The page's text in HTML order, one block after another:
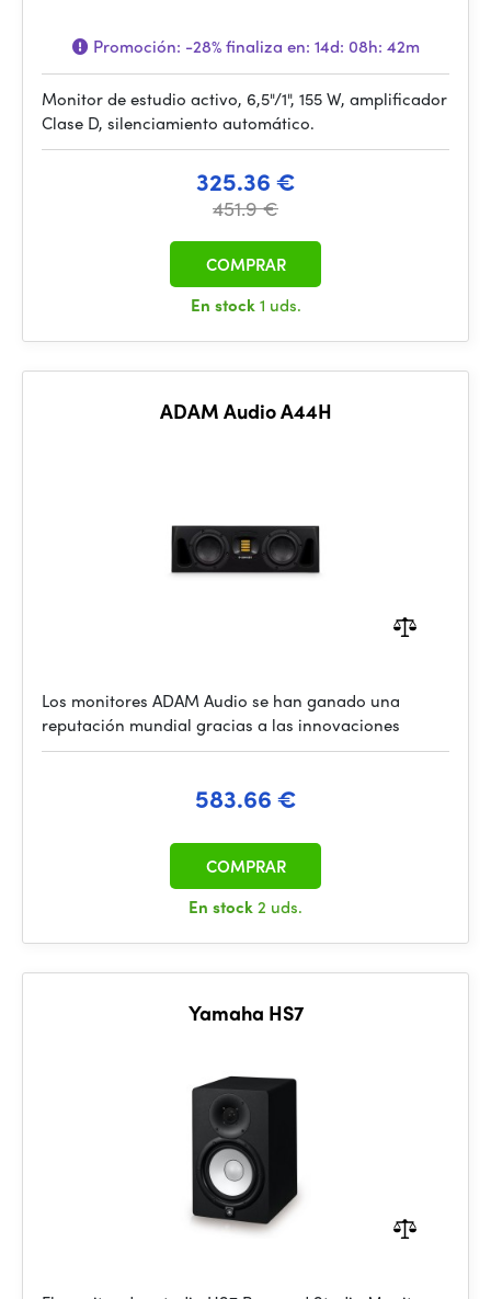
Promoción: -28%finaliza en: 14d: 08h: 42m
Monitor de estudio activo, 6,5"/1", 155 W, amplificador
Clase D, silenciamiento automático.
325.36 €
451.9 €
En stock1 uds.
COMPRAR
ADAM Audio A44H
Los monitores ADAM Audio se han ganado una
reputación mundial gracias a las innovaciones
583.66 €
En stock2 uds.
COMPRAR
Yamaha HS7